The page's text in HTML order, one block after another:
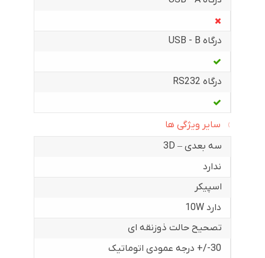
درگاه USB - B
درگاه RS232
سایر ویژگی ها
سه بعدی – 3D
ندارد
اسپیکر
دارد 10W
تصحیح حالت ذوزنقه ای
30-/+ درجه عمودی اتوماتیک